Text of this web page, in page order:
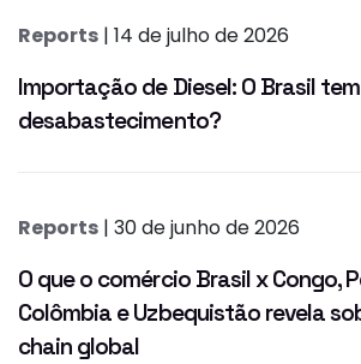
Reports | 14 de julho de 2026
Importação de Diesel: O Brasil
desabastecimento?
Reports | 30 de junho de 2026
O que o comércio Brasil x Congo,
Colômbia e Uzbequistão revela
chain global